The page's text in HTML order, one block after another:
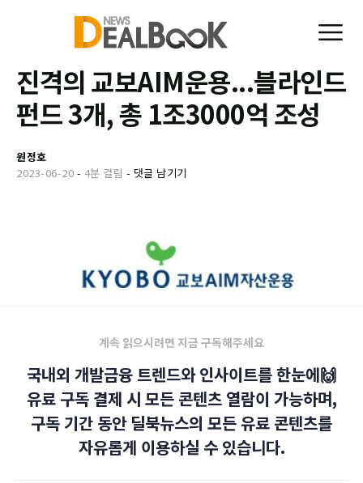
진격의 교보AIM운용...블라인드
펀드 3개, 총 1조3000억 조성
원정호
2023-06-20 - 4분 걸림 - 댓글 남기기
계속 읽으시려면 지금 구독해주세요
국내외 개발금융 트렌드와 인사이트를 한눈에🙌
유료 구독 결제 시 모든 콘텐츠 열람이 가능하며,
구독 기간 동안 딜북뉴스의 모든 유료 콘텐츠를
자유롭게 이용하실 수 있습니다.